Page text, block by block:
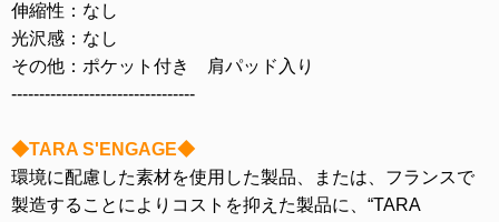
伸縮性：なし
光沢感：なし
その他：ポケット付き 肩パッド入り
---------------------------------
◆TARA S'ENGAGE◆
環境に配慮した素材を使用した製品、または、フランスで
製造することによりコストを抑えた製品に、“TARA